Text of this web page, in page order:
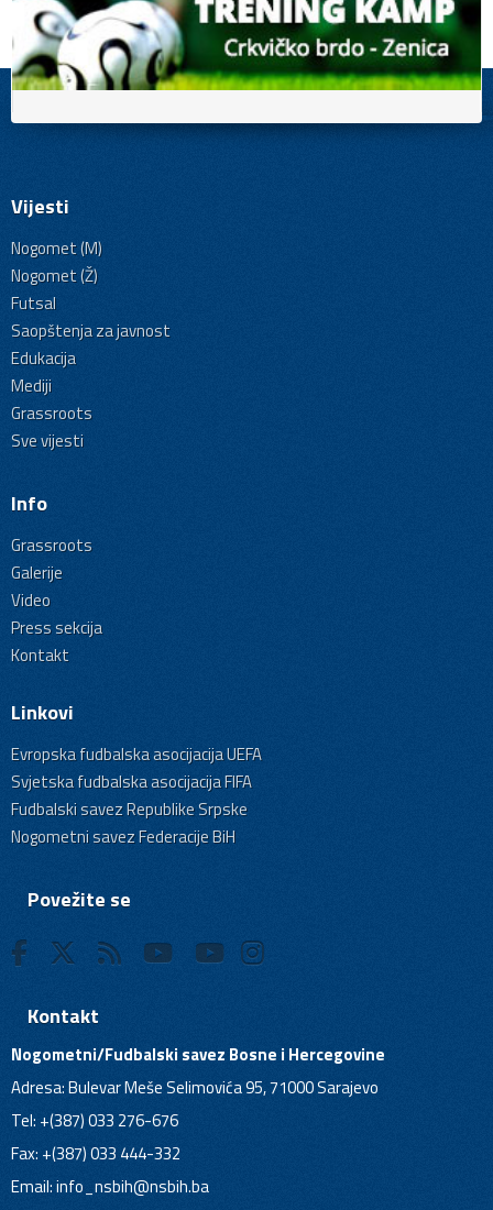
Vijesti
Nogomet (M)
Nogomet (Ž)
Futsal
Saopštenja za javnost
Edukacija
Mediji
Grassroots
Sve vijesti
Info
Grassroots
Galerije
Video
Press sekcija
Kontakt
Linkovi
Evropska fudbalska asocijacija UEFA
Svjetska fudbalska asocijacija FIFA
Fudbalski savez Republike Srpske
Nogometni savez Federacije BiH
Povežite se
Kontakt
Nogometni/Fudbalski savez Bosne i Hercegovine
Adresa: Bulevar Meše Selimovića 95, 71000 Sarajevo
Tel: +(387) 033 276-676
Fax: +(387) 033 444-332
Email:info_nsbih@nsbih.ba